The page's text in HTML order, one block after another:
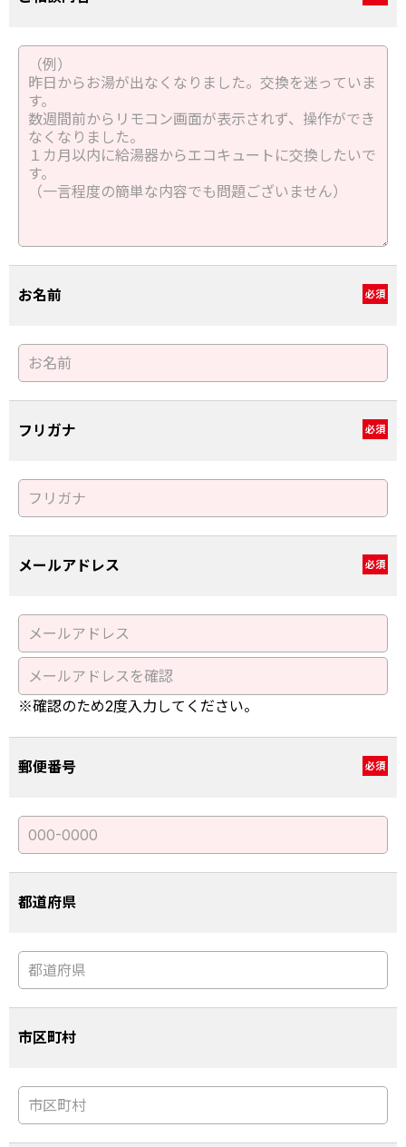
お名前 必須
フリガナ 必須
メールアドレス 必須
※確認のため2度入力してください。
郵便番号 必須
都道府県
市区町村